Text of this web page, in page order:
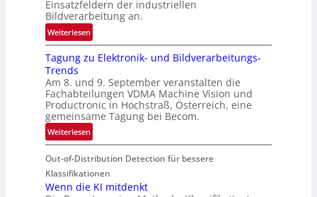
e
M
ö
g
l
c
h
k
e
i
n
k
e
h
d
e
r
i
n
V
I
S
I
O
Einsatzfeldern der industriellen
Bildverarbeitung an.
Weiterlesen:
G
u
d
e
d
T
o
e
n
Tagung zu Elektronik- und Bildverarbeitungs-
Trends
Am 8. und 9. September veranstalten die
Fachabteilungen VDMA Machine Vision und
Productronic in Hochstraß, Österreich, eine
gemeinsame Tagung bei Becom.
Weiterlesen:
T
a
g
u
Out-of-Distribution Detection für bessere
Klassifikationen
Wenn die KI mitdenkt